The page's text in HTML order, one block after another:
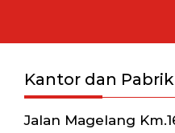
Kantor dan
Jalan Magelang